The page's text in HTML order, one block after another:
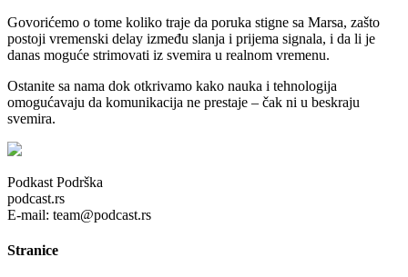
Govorićemo o tome koliko traje da poruka stigne sa Marsa, zašto
postoji vremenski delay između slanja i prijema signala, i da li je
danas moguće strimovati iz svemira u realnom vremenu.
Ostanite sa nama dok otkrivamo kako nauka i tehnologija
omogućavaju da komunikacija ne prestaje – čak ni u beskraju
svemira.
Podkast Podrška
podcast.rs
E-mail: team@podcast.rs
Stranice